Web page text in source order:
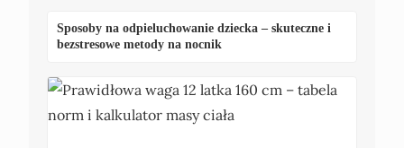
Sposoby na odpieluchowanie dziecka – skuteczne i
bezstresowe metody na nocnik